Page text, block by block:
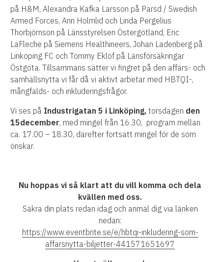
på H&M, Alexandra Kafka Larsson på Parsd / Swedish
Armed Forces, Ann Holmlid och Linda Pergelius
Thorbjörnson på Länsstyrelsen Östergötland, Eric
LaFleche på Siemens Healthineers, Johan Ladenberg på
Linköping FC och Tommy Eklöf på Länsförsäkringar
Östgöta. Tillsammans sätter vi fingret på den affärs- och
samhällsnytta vi får då vi aktivt arbetar med HBTQI-,
mångfalds- och inkluderingsfrågor.
Vi ses på Industrigatan 5 i Linköping,torsdagen den
15december, med mingel från 16.30, program mellan
ca. 17.00 – 18.30, därefter fortsatt mingel för de som
önskar.
Nu hoppas vi så klart att du vill komma och dela
kvällen med oss.
Säkra din plats redan idag och anmäl dig via länken
nedan:
https://www.eventbrite.se/e/hbtqi-inkludering-som-
affarsnytta-biljetter-441571651697